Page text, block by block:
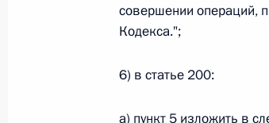
Федеральный закон
О внесении изменений в
Федерального закона «Об
совершении операций,
Кодекса.";
6) в статье 200:
а) пункт 5 изложить в